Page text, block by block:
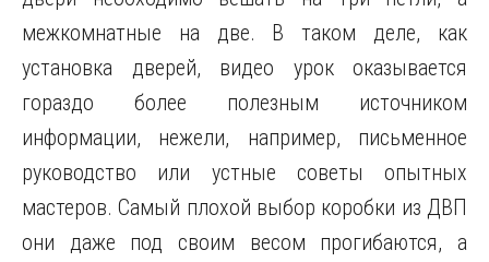
межкомнатные на две. В таком деле, как
установка дверей, видео урок оказывается
гораздо более полезным источником
информации, нежели, например, письменное
руководство или устные советы опытных
мастеров. Самый плохой выбор коробки из ДВП
они даже под своим весом прогибаются, а